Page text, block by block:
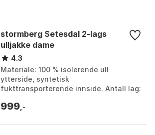
stormberg Setesdal 2-lags
ulljakke dame
4.3
Materiale: 100 % isolerende ull
ytterside, syntetisk
fukttransporterende innside. Antall lag:
Egenskaper: Mykt, behagelig, varmt...
999 ,-